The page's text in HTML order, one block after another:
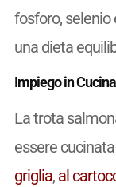
fosforo, selenio
una dieta
Impiego in Cucina
La trota
essere
griglia, al